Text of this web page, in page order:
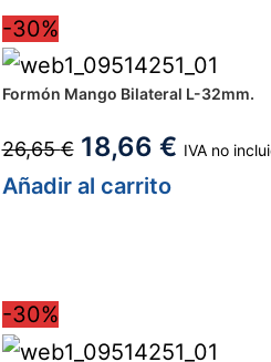
-30%
Formón Mango Bilateral L-32mm.
26,65€ 18,66 € IVA no
Añadir al carrito
-30%